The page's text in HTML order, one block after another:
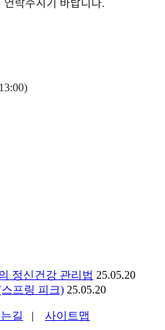
.
정신건강 관리법 25.05.20
프링 피크) 25.05.20
길 | 사이트맵